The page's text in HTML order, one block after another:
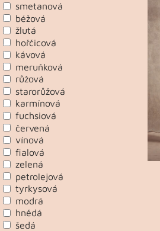
smetanová
béžová
žlutá
hořčicová
kávová
meruňková
růžová
starorůžová
karmínová
fuchsiová
červená
vínová
fialová
zelená
petrolejová
tyrkysová
modrá
hnědá
šedá